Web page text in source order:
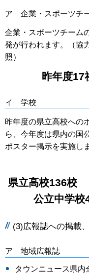
ア 企業・スポーツチ
企業・スポーツチーム
発が行われます。（協
照）
昨年度
イ 学校
昨年度の県立高校への
ら、今年度は県内の国
ポスター掲示を実施し
県立高校136校
公立中学校
(3)広報誌への掲載
ア 地域広報誌
タウンニュース県内